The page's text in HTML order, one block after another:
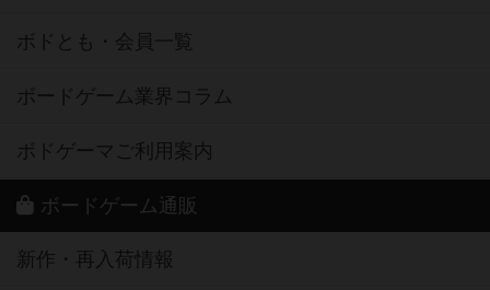
ボドとも・会員一覧
ボードゲーム業界コラム
ボドゲーマご利用案内
ボードゲーム通販
新作・再入荷情報